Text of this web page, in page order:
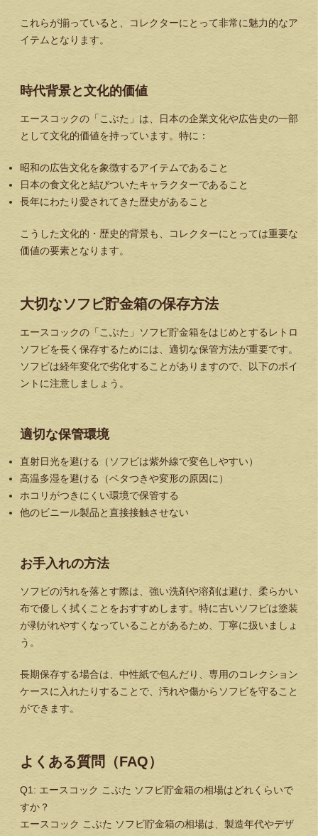
これらが揃っていると、コレクターにとって非常に魅力的なア
イテムとなります。
時代背景と文化的価値
エースコックの「こぶた」は、日本の企業文化や広告史の一部
として文化的価値を持っています。特に：
昭和の広告文化を象徴するアイテムであること
日本の食文化と結びついたキャラクターであること
長年にわたり愛されてきた歴史があること
こうした文化的・歴史的背景も、コレクターにとっては重要な
価値の要素となります。
大切なソフビ貯金箱の保存方法
エースコックの「こぶた」ソフビ貯金箱をはじめとするレトロ
ソフビを長く保存するためには、適切な保管方法が重要です。
ソフビは経年変化で劣化することがありますので、以下のポイ
ントに注意しましょう。
適切な保管環境
直射日光を避ける（ソフビは紫外線で変色しやすい）
高温多湿を避ける（ベタつきや変形の原因に）
ホコリがつきにくい環境で保管する
他のビニール製品と直接接触させない
お手入れの方法
ソフビの汚れを落とす際は、強い洗剤や溶剤は避け、柔らかい
布で優しく拭くことをおすすめします。特に古いソフビは塗装
が剥がれやすくなっていることがあるため、丁寧に扱いましょ
う。
長期保存する場合は、中性紙で包んだり、専用のコレクション
ケースに入れたりすることで、汚れや傷からソフビを守ること
ができます。
よくある質問（FAQ）
Q1: エースコック こぶた ソフビ貯金箱の相場はどれくらいで
すか？
エースコック こぶた ソフビ貯金箱の相場は、製造年代やデザ